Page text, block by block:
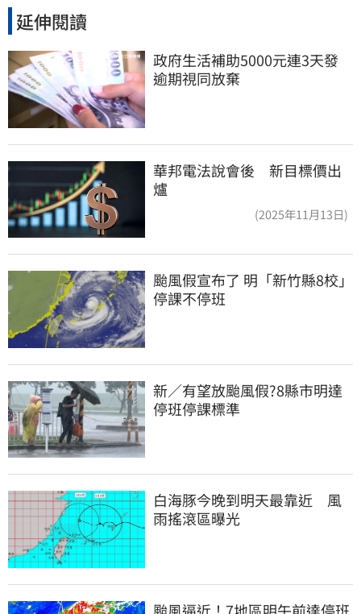
延伸閱讀
政府生活補助5000元連3天發
逾期視同放棄
華邦電法說會後 新目標價出
爐
(2025年11月13日)
颱風假宣布了 明「新竹縣8校」
停課不停班
新／有望放颱風假?8縣市明達
停班停課標準
白海豚今晚到明天最靠近　風
雨搖滾區曝光